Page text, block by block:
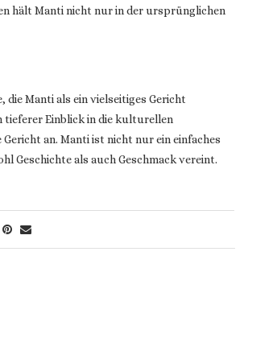
hält Manti nicht nur in der ursprünglichen
Manti als ein vielseitiges Gericht
Einblick in die kulturellen
an. Manti ist nicht nur ein einfaches
Geschichte als auch Geschmack vereint.